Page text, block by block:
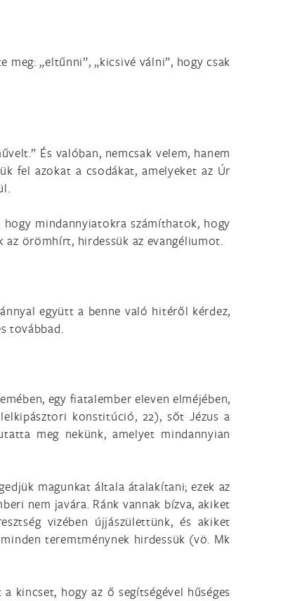
„eltűnni”, „kicsivé válni”, hogy csak
És valóban, nemcsak velem, hanem
fel azokat a csodákat, amelyeket az Úr
mindannyiatokra számíthatok, hogy
az örömhírt, hirdessük az evangéliumot.
együtt a benne való hitéről kérdez,
továbbad.
egy fiatalember eleven elméjében,
konstitúció, 22), sőt Jézus a
meg nekünk, amelyet mindannyian
magunkat általa átalakítani; ezek az
nem javára. Ránk vannak bízva, akiket
vizében újjászülettünk, és akiket
teremtménynek hirdessük (vö. Mk
kincset, hogy az ő segítségével hűséges